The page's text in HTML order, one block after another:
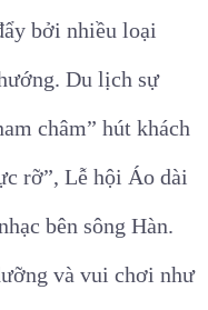
bởi nhiều loại
Du lịch sự
châm” hút khách
rỡ”, Lễ hội Áo dài
bên sông Hàn.
và vui chơi như